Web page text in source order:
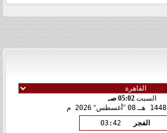
السبت 05:02 صـ
1448 هـ 08 أغسطس 2026 م
الفجر
03:42